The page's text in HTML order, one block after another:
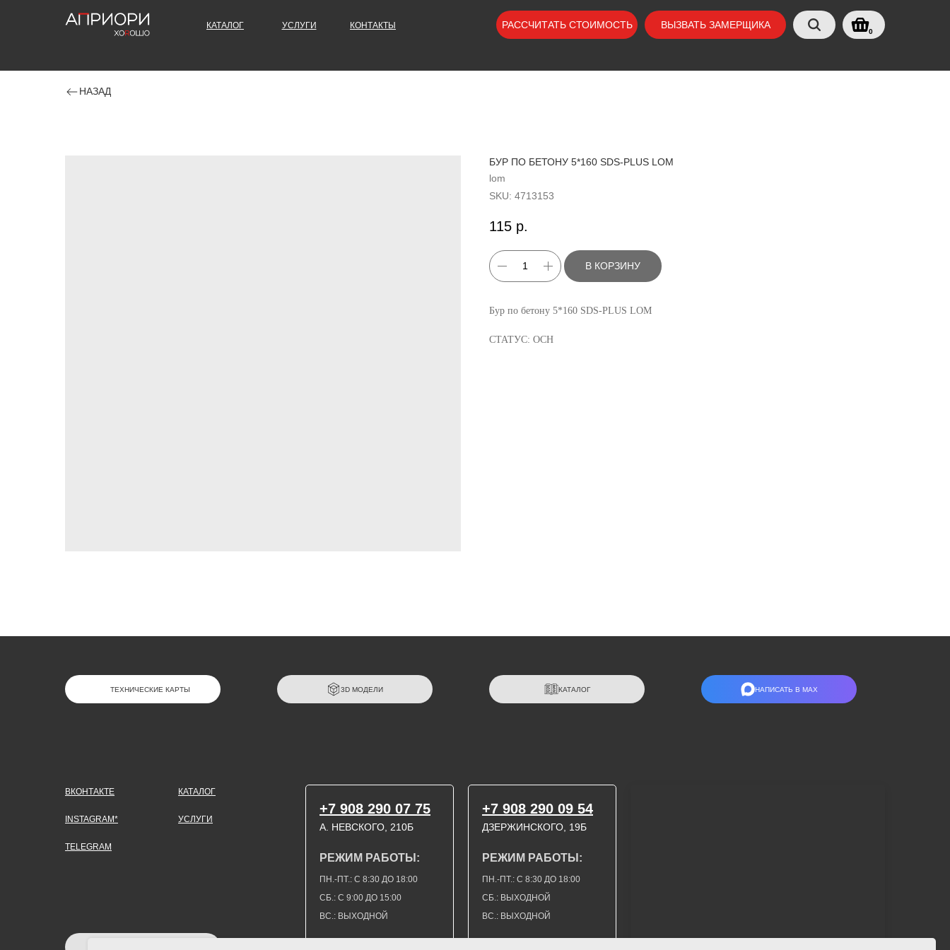
КОНТАКТЫ
УСЛУГИ
КАТАЛОГ ВЫЗВАТЬ ЗАМЕРЩИКА
РАССЧИТАТЬ СТОИМОСТЬ
0
НАЗАД
БУР ПО БЕТОНУ 5*160 SDS-PLUS LOM
lom
SKU: 4713153
115 р.
В КОРЗИНУ
Бур по бетону 5*160 SDS-PLUS LOM
СТАТУС: ОСН
НАПИСАТЬ В МАХ
КАТАЛОГ
3D МОДЕЛИ
ТЕХНИЧЕСКИЕ КАРТЫ
TELEGRAM
INSTAGRAM*
ВКОНТАКТЕ
ДЗЕРЖИНСКОГО, 19Б
ВС.: ВЫХОДНОЙ
СБ.: С 9:00 ДО 15:00
ПН.-ПТ.: С 8:30 ДО 18:00
А. НЕВСКОГО, 210Б
УСЛУГИ
+7 908 290 09 54
РЕЖИМ РАБОТЫ:
ВС.: ВЫХОДНОЙ
СБ.: ВЫХОДНОЙ
ПН.-ПТ.: С 8:30 ДО 18:00
РЕЖИМ РАБОТЫ:
+7 908 290 07 75
КАТАЛОГ